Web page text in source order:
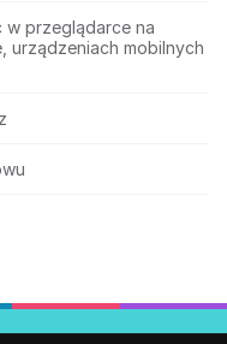
w przeglądarce na
urządzeniach mobilnych